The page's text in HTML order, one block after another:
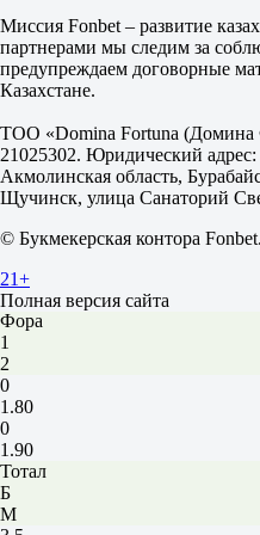
2.65
Стреммен
-
Ранхейм
2.35
3.90
2.45
1X
12
X2
1.20
1.50
Фора
1
2
0
1.80
0
1.90
Тотал
Б
М
Миссия Fonbet – развитие
партнерами мы следим за
предупреждаем договорные
Казахстане.
ТОО «Domina Fortuna
21025302. Юридический адрес:
Акмолинская область,
Щучинск, улица Санаторий
© Букмекерская контора
21+
Полная версия сайта